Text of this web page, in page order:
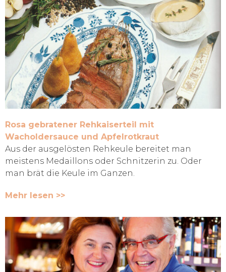
Rosa gebratener Rehkaiserteil mit
Wacholdersauce und Apfelrotkraut
Aus der ausgelösten Rehkeule bereitet man
meistens Medaillons oder Schnitzerin zu. Oder
man brät die Keule im Ganzen.
Mehr lesen >>